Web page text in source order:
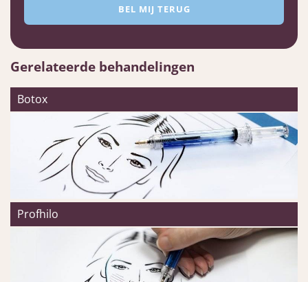
Gerelateerde behandelingen
Botox
Profhilo